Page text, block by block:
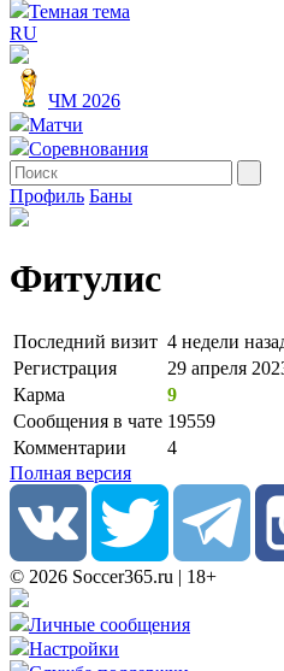
Темная тема
RU
ЧМ 2026
Матчи
Соревнования
Профиль Баны
Фитулис
Последний визит 4 недели
Регистрация
29 апреля
Карма
9
Сообщения в чате 19559
Комментарии
4
Полная версия
© 2026 Soccer365.ru | 18+
Личные сообщения
Настройки